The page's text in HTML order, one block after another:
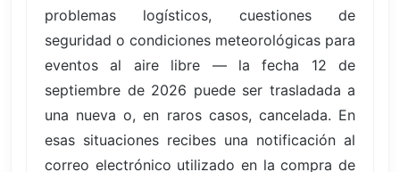
problemas logísticos, cuestiones de
seguridad o condiciones meteorológicas para
eventos al aire libre — la fecha 12 de
septiembre de 2026 puede ser trasladada a
una nueva o, en raros casos, cancelada. En
esas situaciones recibes una notificación al
correo electrónico utilizado en la compra de